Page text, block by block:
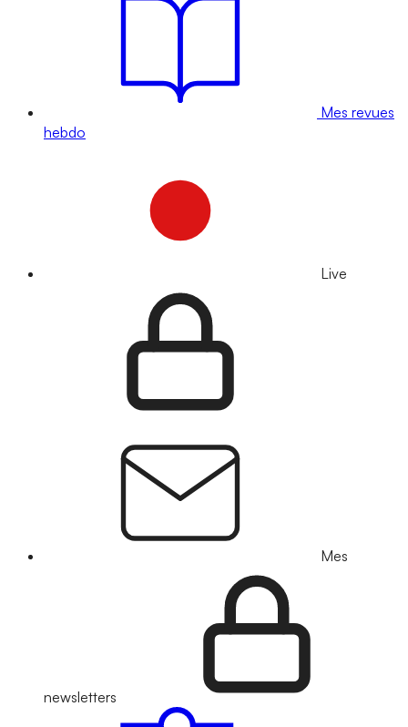
Mes revues
hebdo
Live
Mes
newsletters